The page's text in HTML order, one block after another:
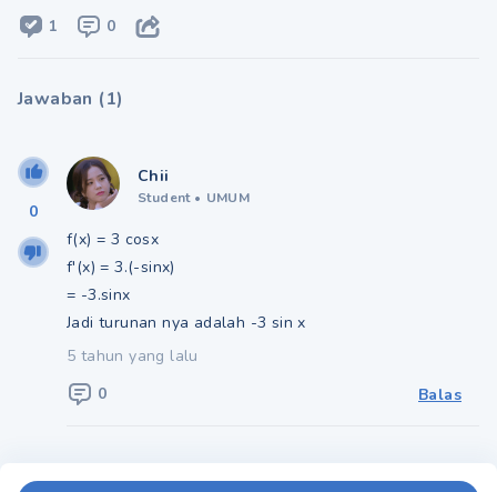
1
0
Jawaban (1)
0
Chii
Student • UMUM
f(x) = 3 cosx
f'(x) = 3.(-sinx)
= -3.sinx
Jadi turunan nya adalah -3 sin x
5 tahun yang lalu
0
Balas